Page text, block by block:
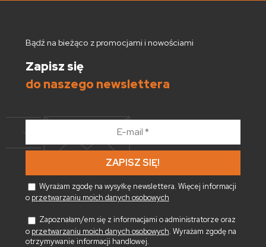
Bądź na bieżąco z promocjami i nowościami
Zapisz się
do naszego newslettera
*
Wyrażam zgodę na wysyłkę newslettera. Więcej informacji
o przetwarzaniu moich danych osobowych
Zapoznałam/em się z informacjami o administratorze oraz
o przetwarzaniu moich danych osobowych. Wyrażam zgodę na
otrzymywanie informacji handlowej.